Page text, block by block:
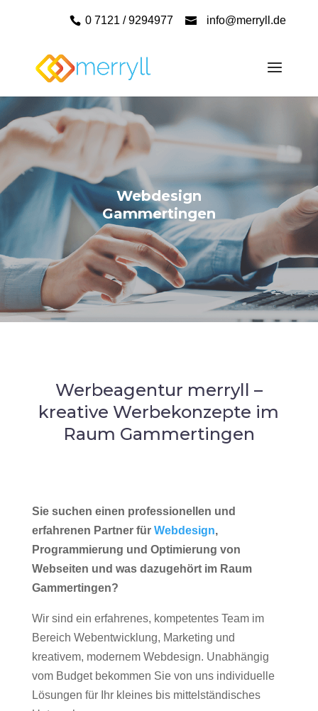
0 7121 / 9294977 info@merryll.de
Webdesign
Gammertingen
Werbeagentur merryll –
kreative Werbekonzepte im
Raum Gammertingen
Sie suchen einen professionellen und
erfahrenen Partner für Webdesign,
Programmierung und Optimierung von
Webseiten und was dazugehört im Raum
Gammertingen?
Wir sind ein erfahrenes, kompetentes Team im
Bereich Webentwicklung, Marketing und
kreativem, modernem Webdesign. Unabhängig
vom Budget bekommen Sie von uns individuelle
Lösungen für Ihr kleines bis mittelständisches